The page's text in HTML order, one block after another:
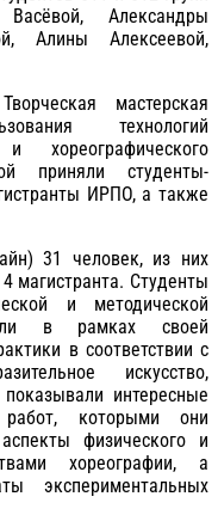
Александры
Алины Алексеевой,
мастерская
технологий
хореографического
приняли студенты-
ИРПО, а также
31 человек, из них
магистранта. Студенты
и методической
в рамках своей
в соответствии с
искусство,
интересные
работ, которыми они
физического и
хореографии, а
экспериментальных